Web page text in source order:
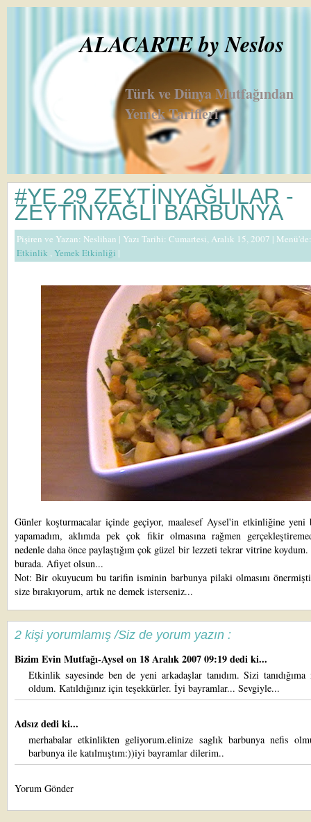
ALACARTE by Neslos
Türk ve Dünya Mutfağından
Yemek Tarifleri
#YE 29 ZEYTİNYAĞLILAR -
ZEYTİNYAĞLI BARBUNYA
Pişiren ve Yazan: Neslihan | Yazı Tarihi: Cumartesi, Aralık 15, 2007 | Menü'de:
Etkinlik ,Yemek Etkinliği |
Günler koşturmacalar içinde geçiyor, maalesef Aysel'in etkinliğine yeni
yapamadım, aklımda pek çok fikir olmasına rağmen
nedenle daha önce paylaştığım çok güzel bir lezzeti tekrar vitrine
burada. Afiyet olsun...
Not: Bir okuyucum bu tarifin isminin barbunya pilaki olmasını
size bırakıyorum, artık ne demek isterseniz...
2 kişi yorumlamış /Siz de yorum yazın :
Bizim Evin Mutfağı-Ayselon 18 Aralık 2007 09:19 dedi ki...
Etkinlik sayesinde ben de yeni arkadaşlar tanıdım. Sizi tanıdığıma
oldum. Katıldığınız için teşekkürler. İyi bayramlar... Sevgiyle...
Adsız dedi ki...
merhabalar etkinlikten geliyorum.elinize saglık barbunya nefis
barbunya ile katılmıştım:))iyi bayramlar dilerim..
Yorum Gönder